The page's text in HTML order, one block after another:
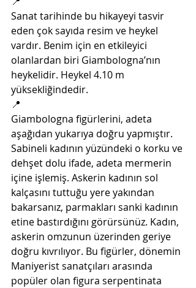
Sanat tarihinde bu hikayeyi tasvir
eden çok sayıda resim ve heykel
vardır. Benim için en etkileyici
olanlardan biri Giambologna’nın
heykelidir. Heykel 4.10 m
yüksekliğindedir.
📍
Giambologna figürlerini, adeta
aşağıdan yukarıya doğru yapmıştır.
Sabineli kadının yüzündeki o korku ve
dehşet dolu ifade, adeta mermerin
içine işlemiş. Askerin kadının sol
kalçasını tuttuğu yere yakından
bakarsanız, parmakları sanki kadının
etine bastırdığını görürsünüz. Kadın,
askerin omzunun üzerinden geriye
doğru kıvrılıyor. Bu figürler, dönemin
Maniyerist sanatçıları arasında
popüler olan figura serpentinata